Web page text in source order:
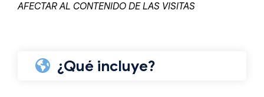
AFECTAR AL CONTENIDO DE LAS VISITAS
¿Qué incluye?